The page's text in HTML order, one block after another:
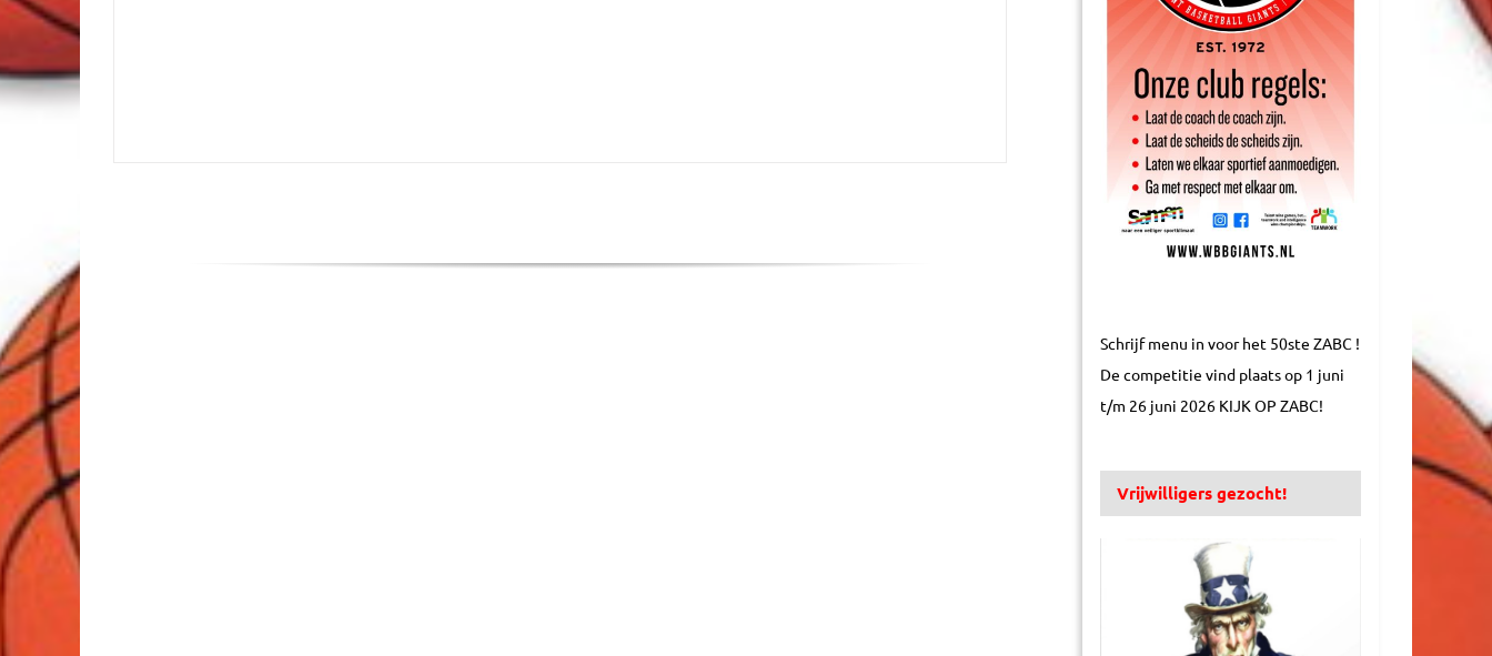
Schrijf menu in voor het 50ste ZABC !
De competitie vind plaats op 1 juni
t/m 26 juni 2026 KIJK OP ZABC!
Vrijwilligers gezocht!